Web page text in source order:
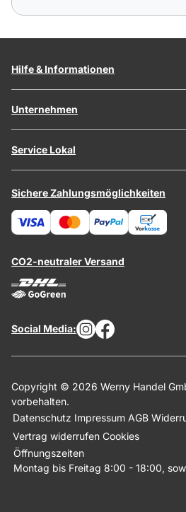
Hilfe & Informationen
Unternehmen
Service Lokal
Sichere Zahlungsmöglichkeiten
CO2-neutraler Versand
Social Media:
Copyright © 2026 Werny Handel
vorbehalten.
Datenschutz Impressum AGB
Vertrag widerrufen Cookies
Öffnungszeiten
Montag bis Freitag 8:00 - 18:00,